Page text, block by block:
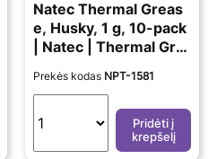
Natec Thermal Greas
e, Husky, 1 g, 10-pack
| Natec | Thermal Gre
Prekės kodas NPT-1581
Pridėti į
krepšelį